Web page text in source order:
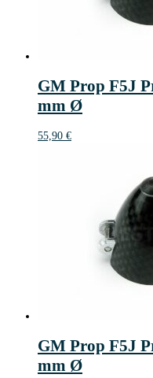
GM Prop F5J
mm Ø
55,90 €
GM Prop F5J
mm Ø